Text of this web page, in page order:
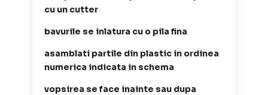
cu un cutter
bavurile se inlatura cu o pila fina
asamblati partile din plastic in ordinea
numerica indicata in schema
vopsirea se face inainte sau dupa